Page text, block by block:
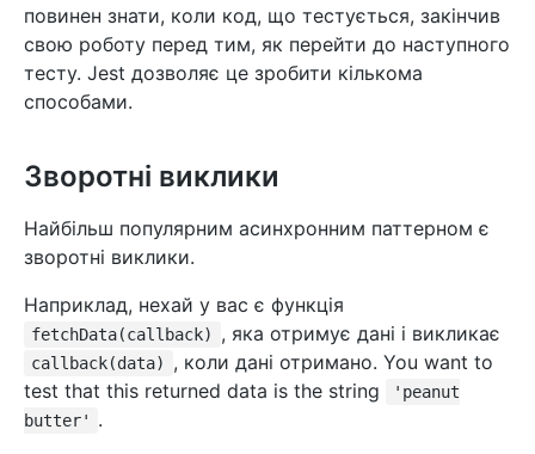
повинен знати, коли код, що тестується, закінчив
свою роботу перед тим, як перейти до наступного
тесту. Jest дозволяє це зробити кількома
способами.
Зворотні виклики
Найбільш популярним асинхронним паттерном є
зворотні виклики.
Наприклад, нехай у вас є функція
fetchData(callback) , яка отримує дані і викликає
callback(data)
, коли дані отримано. You want to
test that this returned data is the string
'peanut
butter'
.